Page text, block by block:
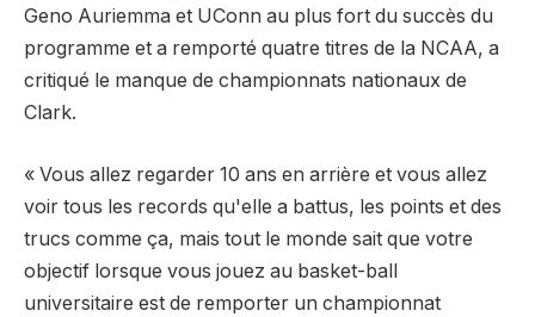
Geno Auriemma et UConn au plus fort du succès du
programme et a remporté quatre titres de la NCAA, a
critiqué le manque de championnats nationaux de
Clark.
« Vous allez regarder 10 ans en arrière et vous allez
voir tous les records qu'elle a battus, les points et des
trucs comme ça, mais tout le monde sait que votre
objectif lorsque vous jouez au basket-ball
universitaire est de remporter un championnat